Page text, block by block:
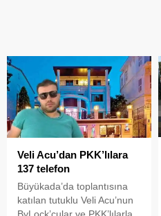
Veli Acu’dan PKK’lılara
137 telefon
Büyükada’da toplantısına
katılan tutuklu Veli Acu’nun
ByLock’çular ve PKK’lılarla